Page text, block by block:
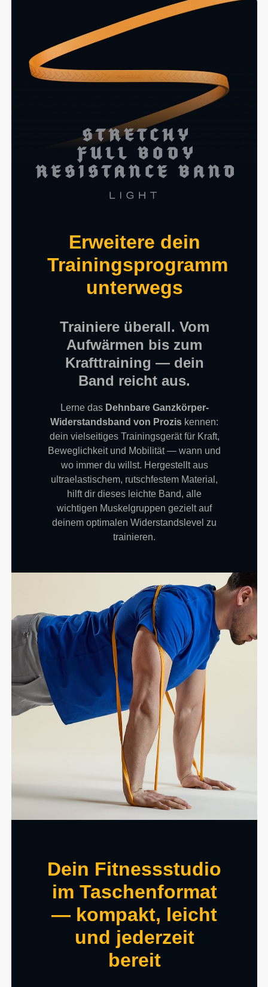
Erweitere dein
Trainingsprogramm
unterwegs
Trainiere überall. Vom
Aufwärmen bis zum
Krafttraining — dein
Band reicht aus.
Lerne das Dehnbare Ganzkörper-
Widerstandsband von Prozis kennen:
dein vielseitiges Trainingsgerät für Kraft,
Beweglichkeit und Mobilität — wann und
wo immer du willst. Hergestellt aus
ultraelastischem, rutschfestem Material,
hilft dir dieses leichte Band, alle
wichtigen Muskelgruppen gezielt auf
deinem optimalen Widerstandslevel zu
trainieren.
Dein Fitnessstudio
im Taschenformat
— kompakt, leicht
und jederzeit
bereit